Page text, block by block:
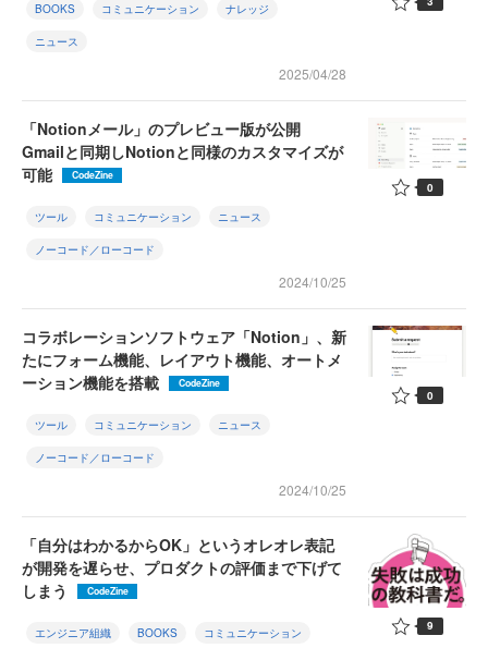
BOOKS コミュニケーション ナレッジ
ニュース
2025/04/28
「Notionメール」のプレビュー版が公開
Gmailと同期しNotionと同様のカスタマイズが
可能
CodeZine
ツール コミュニケーション ニュース
ノーコード／ローコード
2024/10/25
0
コラボレーションソフトウェア「Notion」、新
たにフォーム機能、レイアウト機能、オートメ
ーション機能を搭載
CodeZine
ツール コミュニケーション ニュース
ノーコード／ローコード
2024/10/25
0
「自分はわかるからOK」というオレオレ表記
が開発を遅らせ、プロダクトの評価まで下げて
しまう
CodeZine
エンジニア組織 BOOKS コミュニケーション 9